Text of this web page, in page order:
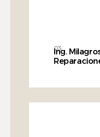
03
Ing.